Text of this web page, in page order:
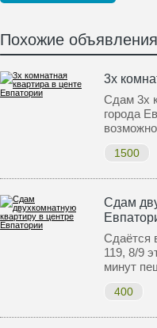
Похожие объявления
3х
Сдам 3х
города
1500
Сдам
Сдаётся
119, 8/9
минут
400